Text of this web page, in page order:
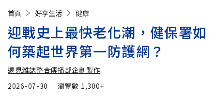
首頁 好享生活 健康
迎戰史上最快老化潮，健保署如
何築起世界第一防護網？
遠見雜誌整合傳播部企劃製作
2026-07-30
瀏覽數 1,300+